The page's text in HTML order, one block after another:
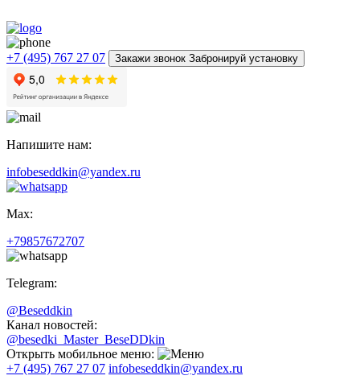
+7 (495) 767 27 07 Закажи звонок Забронируй установку
Напишите нам:
infobeseddkin@yandex.ru
Max:
+79857672707
Telegram:
@Beseddkin
Канал новостей:
@besedki_Master_BeseDDkin
Открыть мобильное меню:
+7 (495) 767 27 07 infobeseddkin@yandex.ru